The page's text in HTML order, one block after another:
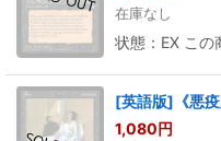
在庫なし
状態：EX この
[英語版]《悪
1,080円